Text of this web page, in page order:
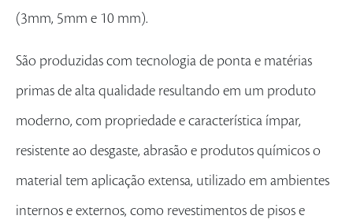
(3mm, 5mm e 10 mm).
São produzidas com tecnologia de ponta e matérias
primas de alta qualidade resultando em um produto
moderno, com propriedade e característica ímpar,
resistente ao desgaste, abrasão e produtos químicos o
material tem aplicação extensa, utilizado em ambientes
internos e externos, como revestimentos de pisos e